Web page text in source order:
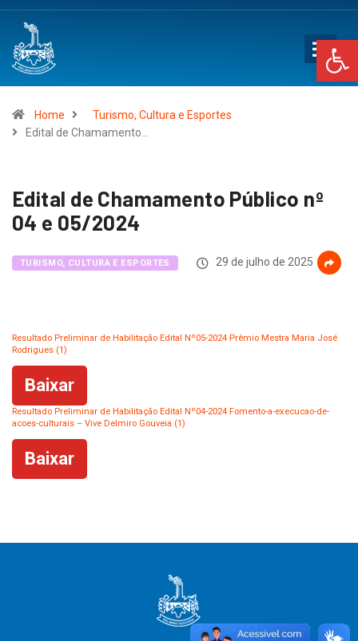
Home
Turismo, Cultura e Esportes
Edital de Chamamento…
Edital de Chamamento Público nº
04 e 05/2024
TURISMO, CULTURA E ESPORTES 29 de julho de 2025
Resultado Preliminar de Habilitação Edital Nº05-2024 Prêmio Mestra Maria José
Rodrigues (1)
Baixar
Resultado Preliminar de Habilitação Edital Nº04-2024 Fomento-a-execucao-de-
acoes-culturais – Vive Delmiro Gouveia (1)
Baixar